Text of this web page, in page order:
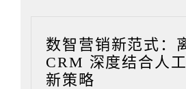
数智营销新范式：
CRM 深度结合人
新策略